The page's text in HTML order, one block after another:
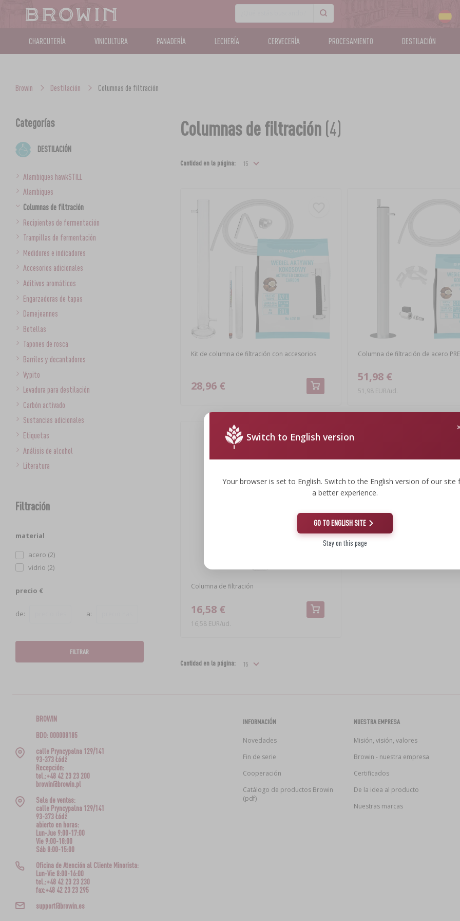
CHARCUTERÍA VINICULTURA PANADERÍA LECHERÍA CERVECERÍA PROCESAMIENTO DESTILACIÓN
Browin Destilación Columnas de filtración
Categorías
DESTILACIÓN
Alambiques hawkSTILL
Alambiques
Columnas de filtración
Recipientes de fermentación
Trampillas de fermentación
Medidores e indicadores
Accesorios adicionales
Aditivos aromáticos
Engarzadoras de tapas
Damejeannes
Botellas
Tapones de rosca
Barriles y decantadores
Vypito
Levadura para destilación
Carbón activado
Sustancias adicionales
Etiquetas
Análisis de alcohol
Literatura
Filtración
material
acero (2)
vidrio (2)
precio €
de: a:
FILTRAR
Columnas de filtración(4)
Cantidad en la página:
Kit de columna de filtración con accesorios
28,96 €
Columna de filtración de acero
51,98 €
51,98 EUR/ud.
Columna de filtración
16,58 €
16,58 EUR/ud.
Cantidad en la página:
Switch to English version
Your browser is set to English. Switch to the English version of our site
a better experience.
GO TO ENGLISH SITE
Stay on this page
BROWIN
BDO: 000008185
calle Pryncypalna 129/141
93-373 Łódź
Recepción:
tel.:+48 42 23 23 200
browin@browin.pl
Sala de ventas:
calle Pryncypalna 129/141
93-373 Łódź
abierto en horas:
Lun-Jue 9:00-17:00
Vie 9:00-18:00
Sáb 8:00-15:00
Oficina de Atención al Cliente Minorista:
Lun-Vie 8:00-16:00
tel.:+48 42 23 23 230
fax:+48 42 23 23 295
support@browin.es
INFORMACIÓN
Novedades
Fin de serie
Cooperación
Catálogo de productos Browin
(pdf)
NUESTRA EMPRESA
Misión, visión, valores
Browin - nuestra empresa
Certificados
De la idea al producto
Nuestras marcas